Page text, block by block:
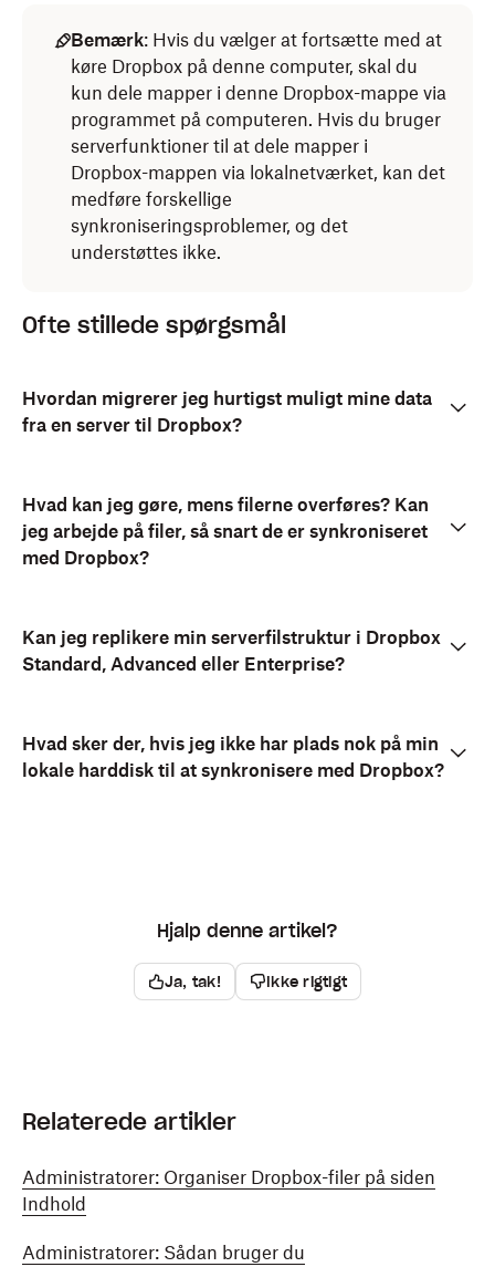
Bemærk: Hvis du vælger at fortsætte med at
køre Dropbox på denne computer, skal du
kun dele mapper i denne Dropbox-mappe via
programmet på computeren. Hvis du bruger
serverfunktioner til at dele mapper i
Dropbox-mappen via lokalnetværket, kan det
medføre forskellige
synkroniseringsproblemer, og det
understøttes ikke.
Ofte stillede spørgsmål
Hvordan migrerer jeg hurtigst muligt mine data
fra en server til Dropbox?
Hvad kan jeg gøre, mens filerne overføres? Kan
jeg arbejde på filer, så snart de er synkroniseret
med Dropbox?
Kan jeg replikere min serverfilstruktur i Dropbox
Standard, Advanced eller Enterprise?
Hvad sker der, hvis jeg ikke har plads nok på min
lokale harddisk til at synkronisere med Dropbox?
Hjalp denne artikel?
Ja, tak! Ikke rigtigt
Relaterede artikler
Administratorer: Organiser Dropbox-filer på siden
Indhold
Administratorer: Sådan bruger du